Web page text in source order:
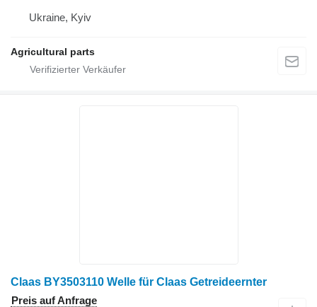
Ukraine, Kyiv
Agricultural parts
Claas BY3503110 Welle für Claas Getreideernter
Preis auf Anfrage